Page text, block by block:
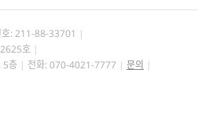
: 211-88-33701
호
5층
전화: 070-4021-7777
문의